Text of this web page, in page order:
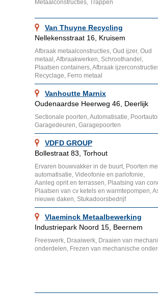
Metaalconstructies, Trappen
Van Thuyne Recycling
Nellekensstraat 16, Kruisem
Afbraak metaalconstructies, Oud ijzer, Oud
metaal, Afbraakwerken, Schroothandel,
Plaatsen containers, Afbraak
Recyclage, Ferro metaal
Vanhoutte Marnix
Oudenaardse Heerweg 46, Deerlijk
Sectionale poorten, Automatisatie,
Garagedeuren, Garagepoorten
VDFD GROUP
Bollestraat 83, Torhout
Ervaren bouwvakker in de buurt, Poorten
automatisatie, Videofonie en parlofonie,
Aanleg oprit en terrassen, Plaatsing van
Plaatsen van cv ketels en warmtepompen,
nieuwe daken, Stukadoorsbedrijf
Vlaeminck Metaalbewerking
Industriepark Noord 15, Beernem
Freeswerk, Draaiwerk, Draaien van
onderdelen, Frezen van mechanische